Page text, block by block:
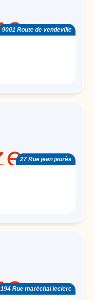
9001 Route de vendeville
27 Rue jean jaurès
194 Rue maréchal leclerc